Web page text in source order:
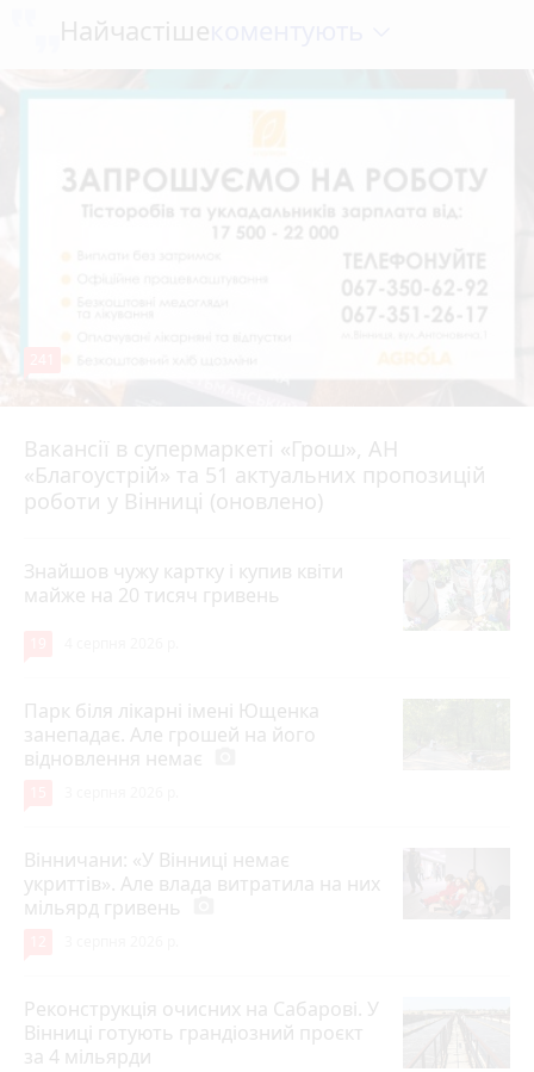
Найчастіше
Вакансії в супермаркеті «Грош», АН
«Благоустрій» та 51 актуальних пропозицій
роботи у Вінниці (оновлено)
4 серпня 2026 р.
Знайшов чужу картку і купив квіти
майже на 20 тисяч гривень
Парк біля лікарні імені Ющенка
занепадає. Але грошей на його
відновлення немає
Вінничани: «У Вінниці немає
укриттів». Але влада витратила на них
мільярд гривень
Реконструкція очисних на Сабарові. У
Вінниці готують грандіозний проєкт
за 4 мільярди